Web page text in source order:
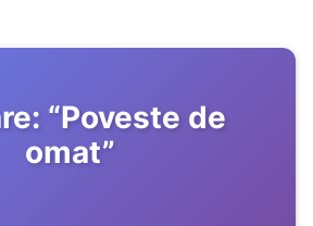
“Poveste de
omat”